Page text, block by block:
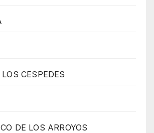
CESPEDES
DE LOS ARROYOS